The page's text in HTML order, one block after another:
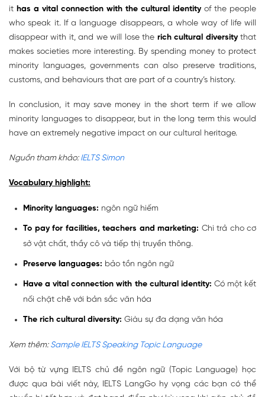
it has a vital connection with the cultural identityof the people
who speak it. If a language disappears, a whole way of life will
disappear with it, and we will lose the rich cultural diversitythat
makes societies more interesting. By spending money to protect
minority languages, governments can also preserve traditions,
customs, and behaviours that are part of a country’s history.
In conclusion, it may save money in the short term if we allow
minority languages to disappear, but in the long term this would
have an extremely negative impact on our cultural heritage.
Nguồn tham khảo: IELTS Simon
Vocabulary highlight:
Minority languages: ngôn ngữ hiếm
To pay for facilities, teachers and marketing: Chi trả cho cơ
sở vật chất, thầy cô và tiếp thị truyền thông.
Preserve languages: bảo tồn ngôn ngữ
Have a vital connection with the cultural identity: Có một kết
nối chặt chẽ với bản sắc văn hóa
The rich cultural diversity: Giàu sự đa dạng văn hóa
Xem thêm: Sample IELTS Speaking Topic Language
Với bộ từ vựng IELTS chủ đề ngôn ngữ (Topic Language) học
được qua bài viết này, IELTS LangGo hy vọng các bạn có thể